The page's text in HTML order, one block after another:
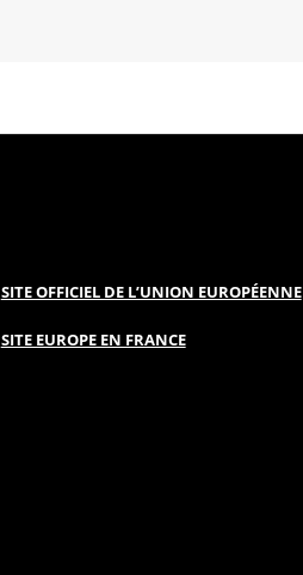
SITE OFFICIEL DE L’UNION EUROPÉENNE
SITE EUROPE EN FRANCE